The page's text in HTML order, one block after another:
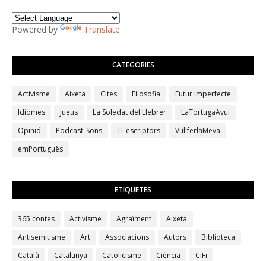
Powered by Translate
CATEGORIES
Activisme Aixeta Cites Filosofia
Futur imperfecte
Idiomes
Jueus La Soledat del Llebrer
LaTortugaAvui
Opinió
Podcast_Sons TI_escriptors
VullferlaMeva
emPortuguês
ETIQUETES
365 contes Activisme Agraïment
Aixeta
Antisemitisme
Art Associacions Autors
Biblioteca
Català
Catalunya Catolicisme Ciència
CiFi